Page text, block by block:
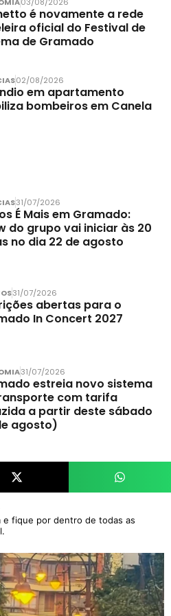
é novamente a rede
oficial do Festival de
de Gramado
02/08/2026
em apartamento
bombeiros em Canela
31/07/2026
É Mais em Gramado:
do grupo vai iniciar às 20
no dia 22 de agosto
31/07/2026
abertas para o
In Concert 2027
31/07/2026
estreia novo sistema
com tarifa
a partir deste sábado
agosto)
e fique por dentro de todas as